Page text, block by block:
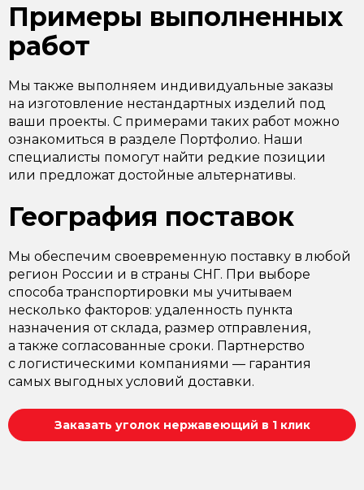
Примеры выполненных
работ
Мы также выполняем индивидуальные заказы
на изготовление нестандартных изделий под
ваши проекты. С примерами таких работ можно
ознакомиться в разделе Портфолио. Наши
специалисты помогут найти редкие позиции
или предложат достойные альтернативы.
География поставок
Мы обеспечим своевременную поставку в любой
регион России и в страны СНГ. При выборе
способа транспортировки мы учитываем
несколько факторов: удаленность пункта
назначения от склада, размер отправления,
а также согласованные сроки. Партнерство
с логистическими компаниями — гарантия
самых выгодных условий доставки.
Заказать уголок нержавеющий в 1 клик